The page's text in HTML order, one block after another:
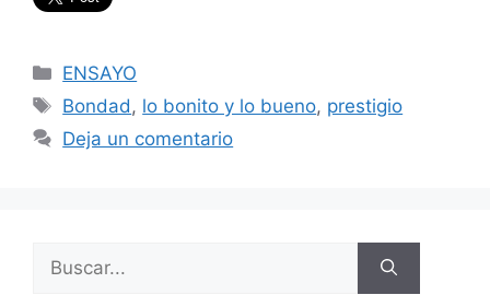
Categorías
ENSAYO
Etiquetas
Bondad , lo bonito y lo bueno, prestigio
Deja un comentario